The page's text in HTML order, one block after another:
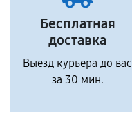
Бесплатная
доставка
Выезд курьера до вас
за 30 мин.